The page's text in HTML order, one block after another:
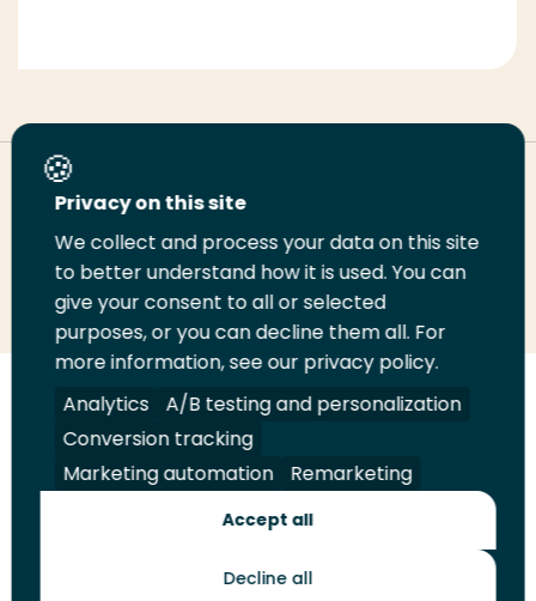
Deel deze pagina
Deel
LinkedIn
Deel
op
Twitter
Deel
op
Facebook
Email
deze
pagina
Print
deze
pagina
Volg
ons
op
LinkedIn
Volg
ons
op
Facebook
Volg
ons
op
YouTube
Volg
ons
op
Instagram
Juridisch Security A-Z Index
Contact
Toekomstmakers
Privacy on this site
We collect and process your data on this site
to better understand how it is used. You can
give your consent to all or selected
purposes, or you can decline them all. For
more information, see our privacy policy.
Analytics
A/B testing and personalization
Conversion tracking
Marketing automation
Remarketing
Accept all
Decline all